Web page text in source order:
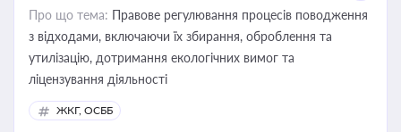
Про що тема: Правове регулювання процесів поводження
з відходами, включаючи їх збирання, оброблення та
утилізацію, дотримання екологічних вимог та
ліцензування діяльності
ЖКГ, ОСББ